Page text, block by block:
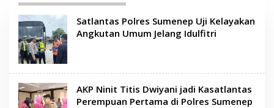
Satlantas Polres Sumenep Uji Kelayakan
Angkutan Umum Jelang Idulfitri
AKP Ninit Titis Dwiyani jadi Kasatlantas
Perempuan Pertama di Polres Sumenep